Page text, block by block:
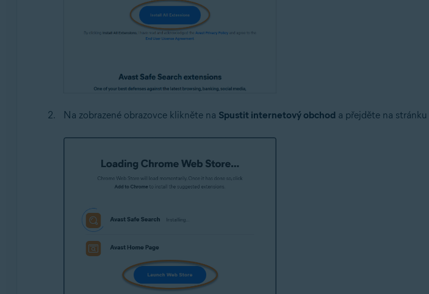
Na zobrazené obrazovce klikněte na Spustit internetový obchod a přejděte na stránku